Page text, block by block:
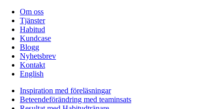
Om oss
Tjänster
Habitud
Kundcase
Blogg
Nyhetsbrev
Kontakt
English
Inspiration med föreläsningar
Beteendeförändring med teaminsats